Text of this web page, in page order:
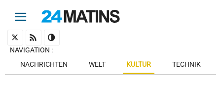
NAVIGATION :
NACHRICHTEN
WELT KULTUR TECHNIK